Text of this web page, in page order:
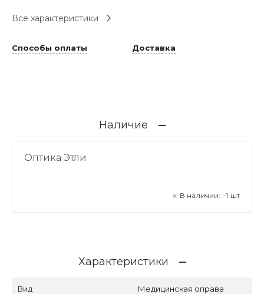
Все характеристики
Способы оплаты Доставка
Наличие
Оптика Этли
В наличии: -1 шт
Характеристики
Вид Медицинская оправа